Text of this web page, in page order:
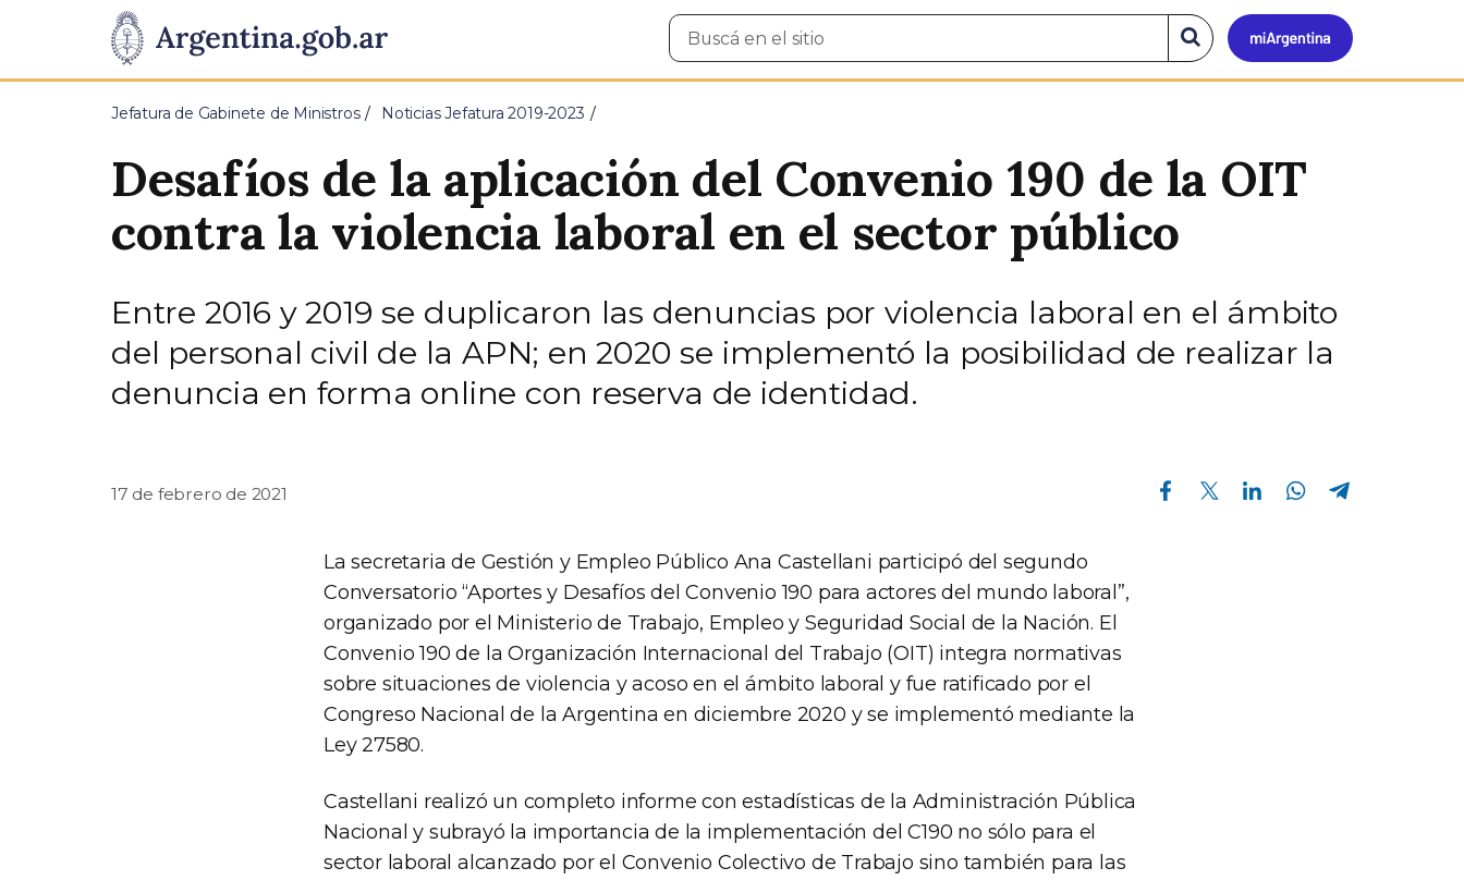
Presidencia
de
Pasar al contenido principal
Mi
Buscar
en
Buscar
en
el
Jefatura de Gabinete de Ministros Noticias Jefatura 2019-2023
Desafíos de la aplicación del Convenio 190 de la OIT
contra la violencia laboral en el sector público
Entre 2016 y 2019 se duplicaron las denuncias por violencia laboral en el ámbito
del personal civil de la APN; en 2020 se implementó la posibilidad de realizar la
denuncia en forma online con reserva de identidad.
17 de febrero de 2021
Compartir en Facebook Compartir en Twitter Compartir en Linkedin Compartir en Whatsapp
La secretaria de Gestión y Empleo Público Ana Castellani participó del segundo
Conversatorio “Aportes y Desafíos del Convenio 190 para actores del mundo laboral”,
organizado por el Ministerio de Trabajo, Empleo y Seguridad Social de la Nación. El
Convenio 190 de la Organización Internacional del Trabajo (OIT) integra normativas
sobre situaciones de violencia y acoso en el ámbito laboral y fue ratificado por el
Congreso Nacional de la Argentina en diciembre 2020 y se implementó mediante la
Ley 27580.
Castellani realizó un completo informe con estadísticas de la Administración Pública
Nacional y subrayó la importancia de la implementación del C190 no sólo para el
sector laboral alcanzado por el Convenio Colectivo de Trabajo sino también para las